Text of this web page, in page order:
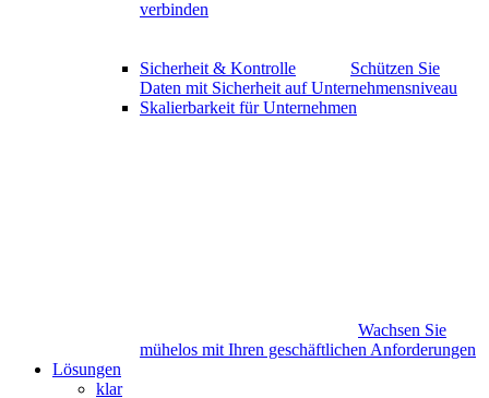
verbinden
Sicherheit & Kontrolle
Schützen Sie
Daten mit Sicherheit auf Unternehmensniveau
Skalierbarkeit für Unternehmen
Wachsen Sie
mühelos mit Ihren geschäftlichen Anforderungen
Lösungen
klar